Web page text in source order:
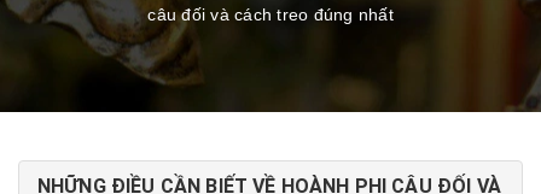
câu đối và cách treo đúng nhất
NHỮNG ĐIỀU CẦN BIẾT VỀ HOÀNH PHI CÂU ĐỐI VÀ